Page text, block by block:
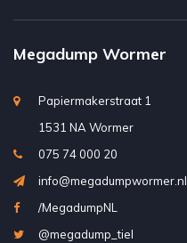
Megadump Wormer
Papiermakerstraat 1
1531 NA Wormer
075 74 000 20
info@megadumpwormer.nl
/MegadumpNL
@megadump_tiel